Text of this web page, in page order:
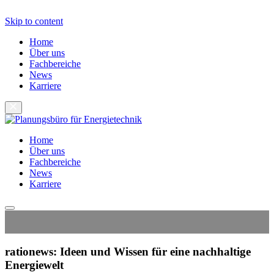
Skip to content
Home
Über uns
Fachbereiche
News
Karriere
Home
Über uns
Fachbereiche
News
Karriere
rationews: Ideen und Wissen für eine nachhaltige
Energiewelt